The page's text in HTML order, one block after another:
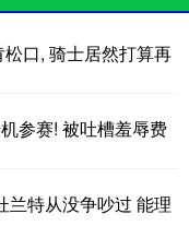
口, 骑士居然打算再
参赛! 被吐槽羞辱费
兰特从没争吵过 能理